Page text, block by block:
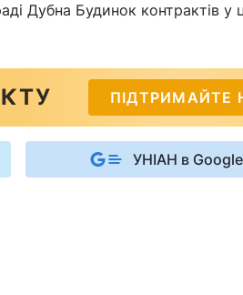
Дубна Будинок контрактів у
ПІДТРИМАЙТЕ
УНІАН в